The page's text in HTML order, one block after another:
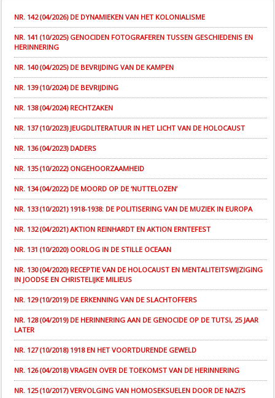
NR. 142 (04/2026) DE DYNAMIEKEN VAN HET KOLONIALISME
NR. 141 (10/2025) GENOCIDEN FOTOGRAFEREN TUSSEN GESCHIEDENIS EN
HERINNERING
NR. 140 (04/2025) DE BEVRIJDING VAN DE KAMPEN
NR. 139 (10/2024) DE BEVRIJDING
NR. 138 (04/2024) RECHTZAKEN
NR. 137 (10/2023) JEUGDLITERATUUR IN HET LICHT VAN DE HOLOCAUST
NR. 136 (04/2023) DADERS
NR. 135 (10/2022) ONGEHOORZAAMHEID
NR. 134 (04/2022) DE MOORD OP DE ‘NUTTELOZEN’
NR. 133 (10/2021) 1918-1938: DE POLITISERING VAN DE MUZIEK IN EUROPA
NR. 132 (04/2021) AKTION REINHARDT EN AKTION ERNTEFEST
NR. 131 (10/2020) OORLOG IN DE STILLE OCEAAN
NR. 130 (04/2020) RECEPTIE VAN DE HOLOCAUST EN MENTALITEITSWIJZIGING
IN JOODSE EN CHRISTELIJKE MILIEUS
NR. 129 (10/2019) DE ERKENNING VAN DE SLACHTOFFERS
NR. 128 (04/2019) DE HERINNERING AAN DE GENOCIDE OP DE TUTSI, 25 JAAR
LATER
NR. 127 (10/2018) 1918 EN HET VOORTDURENDE GEWELD
NR. 126 (04/2018) VRAGEN OVER DE TOEKOMST VAN DE HERINNERING
NR. 125 (10/2017) VERVOLGING VAN HOMOSEKSUELEN DOOR DE NAZI'S